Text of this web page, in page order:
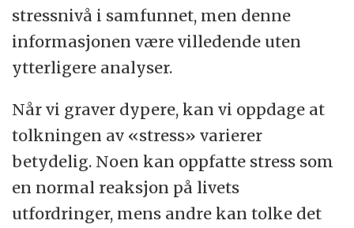
stressnivå i samfunnet, men denne
informasjonen være villedende uten
ytterligere analyser.
Når vi graver dypere, kan vi oppdage at
tolkningen av «stress» varierer
betydelig. Noen kan oppfatte stress som
en normal reaksjon på livets
utfordringer, mens andre kan tolke det